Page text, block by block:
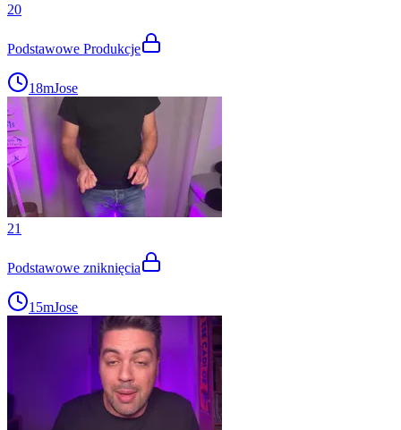
20
Podstawowe Produkcje
18mJose
21
Podstawowe zniknięcia
15mJose